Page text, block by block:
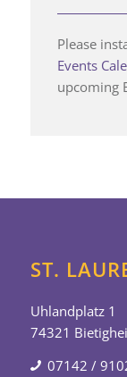
Please
Events
upcoming
ST.
Uhlandplatz 1
74321
07142 /